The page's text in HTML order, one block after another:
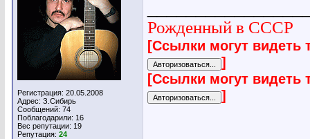
Регистрация: 20.05.2008
Адрес: З.Сибирь
Сообщений: 74
Поблагодарили: 16
Вес репутации: 19
Репутация: 24
Рожденный в СССР
[Ссылки могут видеть
]
[Ссылки могут видеть
]